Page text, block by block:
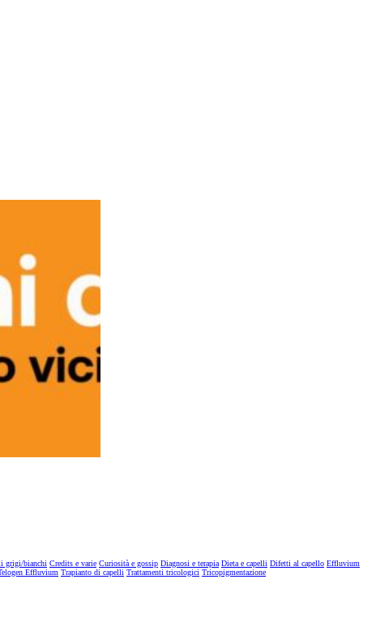
grigi/bianchi Credits e varie Curiosità e gossip Diagnosi e terapia Dieta e capelli Difetti al capello Effluvium
Effluvium Trapianto di capelli Trattamenti tricologici Tricopigmentazione